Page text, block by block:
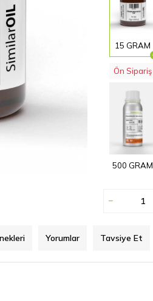
15 GRAM
Ön Sipariş
500 GRAM
Yorumlar Tavsiye Et